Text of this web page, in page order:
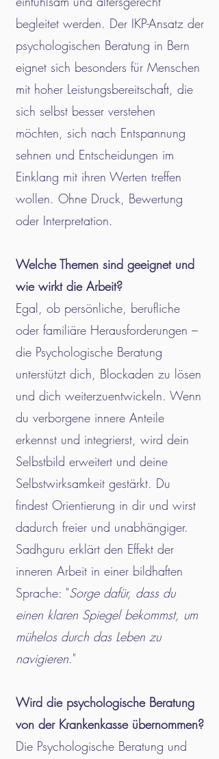
begleitet werden. Der IKP-Ansatz der
psychologischen Beratung in Bern
eignet sich besonders für Menschen
mit hoher Leistungsbereitschaft, die
sich selbst besser verstehen
möchten, sich nach Entspannung
sehnen und Entscheidungen im
Einklang mit ihren Werten treffen
wollen. Ohne Druck, Bewertung
oder Interpretation.
Welche Themen sind geeignet und
wie wirkt die Arbeit?
Egal, ob persönliche, berufliche
oder familiäre Herausforderungen –
die Psychologische Beratung
unterstützt dich, Blockaden zu lösen
und dich weiterzuentwickeln. Wenn
du verborgene innere Anteile
erkennst und integrierst, wird dein
Selbstbild erweitert und deine
Selbstwirksamkeit gestärkt. Du
findest Orientierung in dir und wirst
dadurch freier und unabhängiger.
Sadhguru erklärt den Effekt der
inneren Arbeit in einer bildhaften
Sprache: "Sorge dafür, dass du
einen klaren Spiegel bekommst, um
mühelos durch das Leben zu
navigieren."
Wird die psychologische Beratung
von der Krankenkasse übernommen?
Die Psychologische Beratung und